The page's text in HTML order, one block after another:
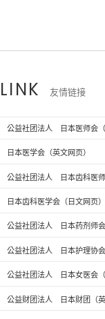
LINK 友情链接
公益社团法人 日本医师会（
日本医学会（英文网页）
公益社团法人 日本齿科医师
日本齿科医学会（日文网页）
公益社团法人 日本药剂师会
公益社团法人 日本护理协会
公益社团法人 日本女医会（
公益财团法人 日本财团（英